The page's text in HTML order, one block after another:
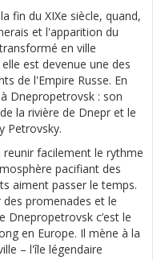
fin du XIXe siècle, quand,
et l'apparition du
en ville
est devenue une des
de l'Empire Russe. En
Dnepropetrovsk : son
la rivière de Dnepr et le
Petrovsky.
facilement le rythme
pacifiant des
aiment passer le temps.
promenades et le
Dnepropetrovsk c’est le
en Europe. Il mène à la
– l'île légendaire